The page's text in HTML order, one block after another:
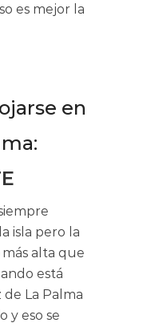
es mejor la
en
isla pero la
alta que
está
La Palma
y eso se